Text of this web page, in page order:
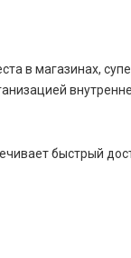
магазинах,
быстрый